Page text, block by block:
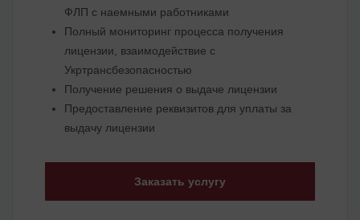
ФЛП с наемными работниками
Полный мониторинг процесса получения
лицензии, взаимодействие с
Укртрансбезопасностью
Получение решения о выдаче лицензии
Предоставление реквизитов для уплаты за
выдачу лицензии
Заказать услугу